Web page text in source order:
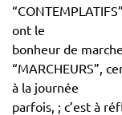
ont le
bonheur de
“MARCHEURS”,
à la journée
parfois, ; c’est à